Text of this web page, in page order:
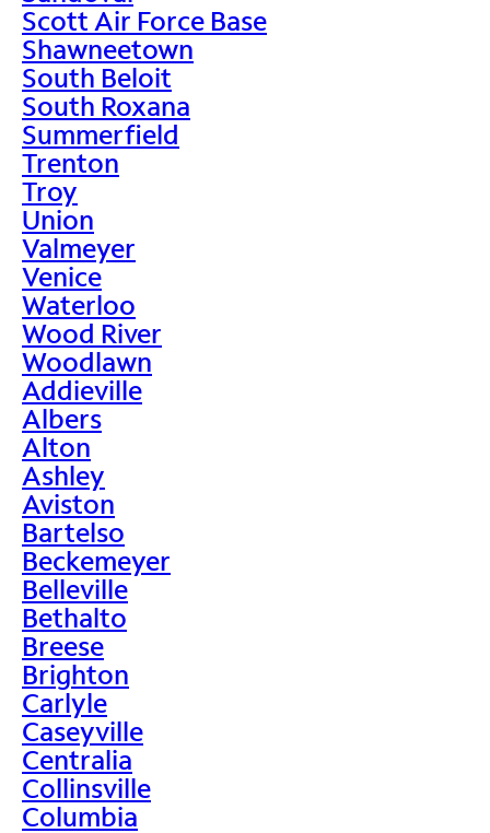
Scott Air Force Base
Shawneetown
South Beloit
South Roxana
Summerfield
Trenton
Troy
Union
Valmeyer
Venice
Waterloo
Wood River
Woodlawn
Addieville
Albers
Alton
Ashley
Aviston
Bartelso
Beckemeyer
Belleville
Bethalto
Breese
Brighton
Carlyle
Caseyville
Centralia
Collinsville
Columbia